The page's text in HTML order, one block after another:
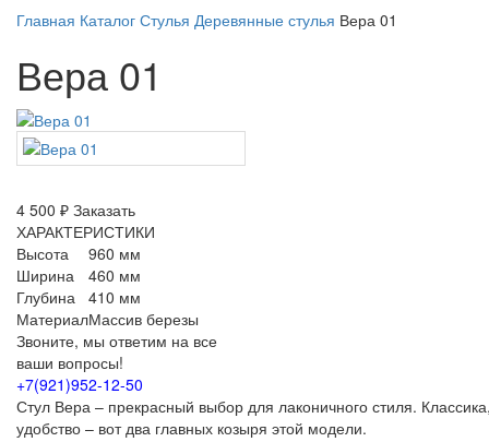
Главная Каталог Стулья Деревянные стулья Вера 01
Вера 01
4 500 ₽ Заказать
ХАРАКТЕРИСТИКИ
Высота
960 мм
Ширина
460 мм
Глубина
410 мм
МатериалМассив березы
Звоните, мы ответим на все
ваши вопросы!
+7(921)952-12-50
Стул Вера – прекрасный выбор для лаконичного стиля.
удобство – вот два главных козыря этой модели.